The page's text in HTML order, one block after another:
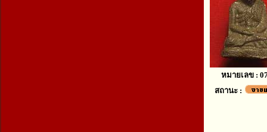
หมายเลข :
สถานะ :